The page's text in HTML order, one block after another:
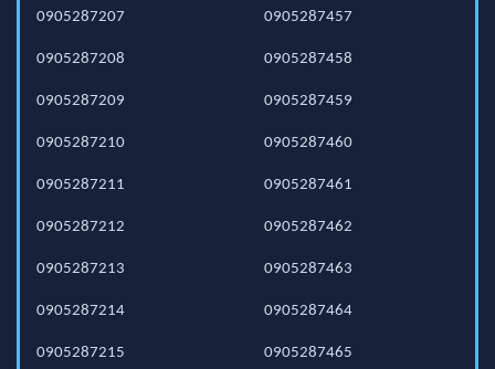
0905287207
0905287208
0905287209
0905287210
0905287211
0905287212
0905287213
0905287214
0905287215
0905287457
0905287458
0905287459
0905287460
0905287461
0905287462
0905287463
0905287464
0905287465